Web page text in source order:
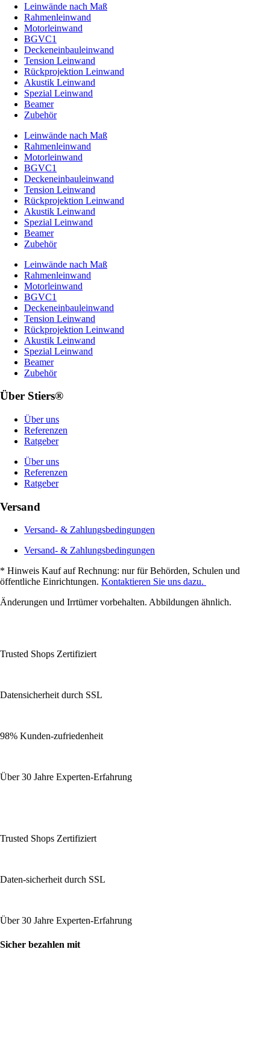
Leinwände nach Maß
Rahmenleinwand
Motorleinwand
BGVC1
Deckeneinbauleinwand
Tension Leinwand
Rückprojektion Leinwand
Akustik Leinwand
Spezial Leinwand
Beamer
Zubehör
Leinwände nach Maß
Rahmenleinwand
Motorleinwand
BGVC1
Deckeneinbauleinwand
Tension Leinwand
Rückprojektion Leinwand
Akustik Leinwand
Spezial Leinwand
Beamer
Zubehör
Leinwände nach Maß
Rahmenleinwand
Motorleinwand
BGVC1
Deckeneinbauleinwand
Tension Leinwand
Rückprojektion Leinwand
Akustik Leinwand
Spezial Leinwand
Beamer
Zubehör
Über Stiers®
Über uns
Referenzen
Ratgeber
Über uns
Referenzen
Ratgeber
Versand
Versand- & Zahlungsbedingungen
Versand- & Zahlungsbedingungen
* Hinweis Kauf auf Rechnung: nur für Behörden, Schulen und
öffentliche Einrichtungen. Kontaktieren Sie uns dazu.
Änderungen und Irrtümer vorbehalten. Abbildungen ähnlich.
Trusted Shops Zertifiziert
Datensicherheit durch SSL
98% Kunden-zufriedenheit
Über 30 Jahre Experten-Erfahrung
Trusted Shops Zertifiziert
Daten-sicherheit durch SSL
Über 30 Jahre Experten-Erfahrung
Sicher bezahlen mit